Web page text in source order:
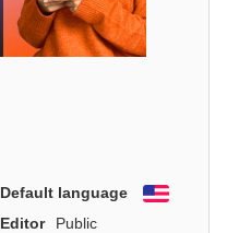
Default language
English
Editor
Public